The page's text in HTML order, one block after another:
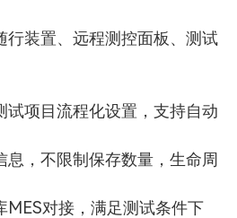
装置、远程测控面板、测试
项目流程化设置，支持自动
，不限制保存数量，生命周
对接，满足测试条件下